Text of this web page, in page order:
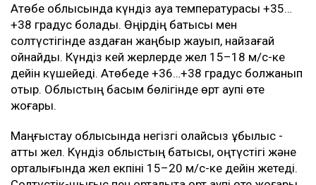
Ақтөбе облысында күндіз ауа температурасы +35…
+38 градус болады. Өңірдің батысы мен
солтүстігінде аздаған жаңбыр жауып, найзағай
ойнайды. Күндіз кей жерлерде жел 15–18 м/с-ке
дейін күшейеді. Ақтөбеде +36…+38 градус болжанып
отыр. Облыстың басым бөлігінде өрт қаупі өте
жоғары.
Маңғыстау облысында негізгі қолайсыз құбылыс -
қатты жел. Күндіз облыстың батысы, оңтүстігі және
орталығында жел екпіні 15–20 м/с-ке дейін жетеді.